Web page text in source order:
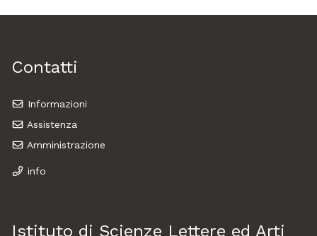
Contatti
Informazioni
Assistenza
Amministrazione
info
Istituto di Scienze Lettere ed Arti